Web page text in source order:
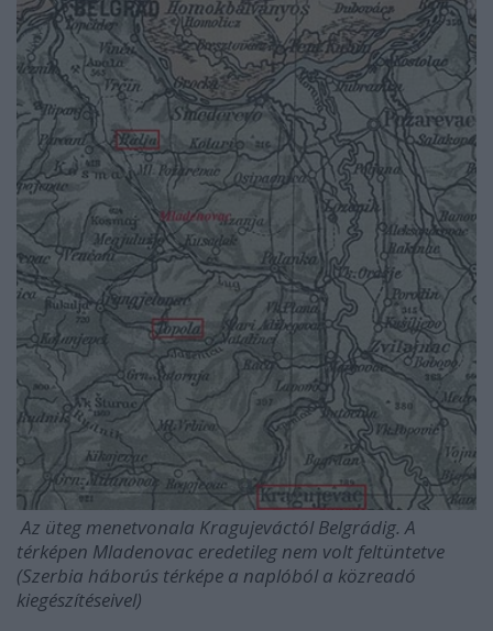
Az üteg menetvonala Kragujeváctól Belgrádig. A
térképen Mladenovac eredetileg nem volt feltüntetve
(Szerbia háborús térképe a naplóból a közreadó
kiegészítéseivel)